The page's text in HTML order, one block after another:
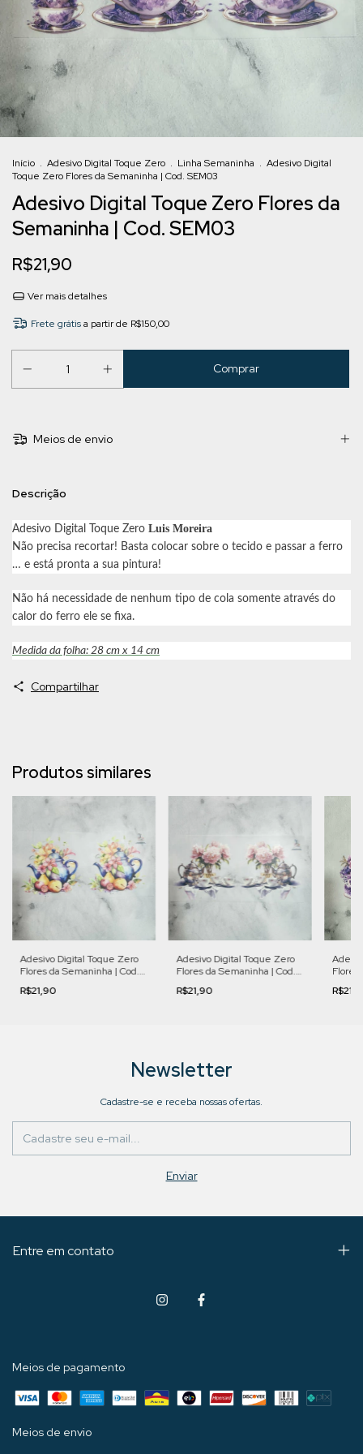
Início . Adesivo Digital Toque Zero . Linha Semaninha . Adesivo Digital
Toque Zero Flores da Semaninha | Cod. SEM03
Adesivo Digital Toque Zero Flores da
Semaninha | Cod. SEM03
R$21,90
Ver mais detalhes
Frete grátis a partir de R$150,00
Meios de envio
Descrição
Adesivo Digital Toque Zero Luis Moreira
Não precisa recortar! Basta colocar sobre o tecido e passar a ferro
… e está pronta a sua pintura!
Não há necessidade de nenhum tipo de cola somente através do
calor do ferro ele se fixa.
Medida da folha: 28 cm x 14 cm
Compartilhar
Produtos similares
Adesivo Digital Toque Zero
Flores da Semaninha | Cod.
R$21,90
Adesivo Digital Toque Zero
Flores da Semaninha | Cod.
R$21,90
Flores
Newsletter
Cadastre-se e receba nossas ofertas.
Entre em contato
Meios de pagamento
Meios de envio